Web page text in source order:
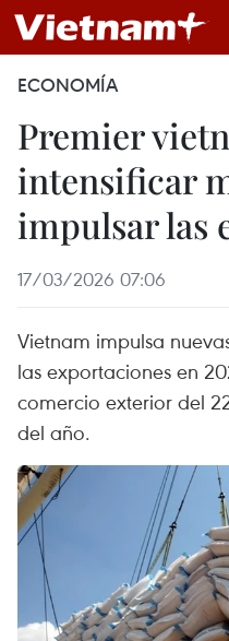
ECONOMÍA
Premier
intensificar
impulsar las
17/03/2026 07:06
Vietnam impulsa
las exportaciones en
comercio exterior del
del año.